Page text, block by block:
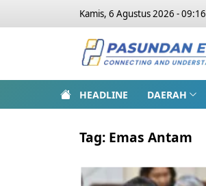
Kamis, 6 Agustus 2026 - 09:16
HEADLINE DAERAH
Tag: Emas Antam